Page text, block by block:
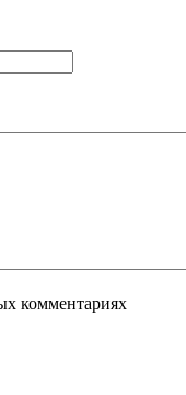
комментариях